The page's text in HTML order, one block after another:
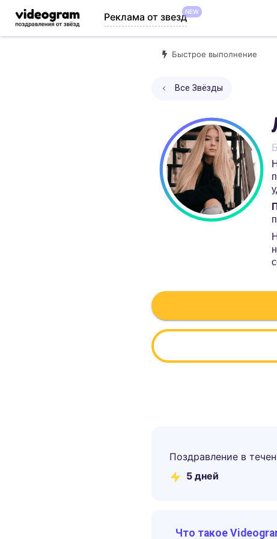
Реклама от звездNEW
Быстрое выполнение
Все Звёзды
Поздравление в
5 дней
Что такое